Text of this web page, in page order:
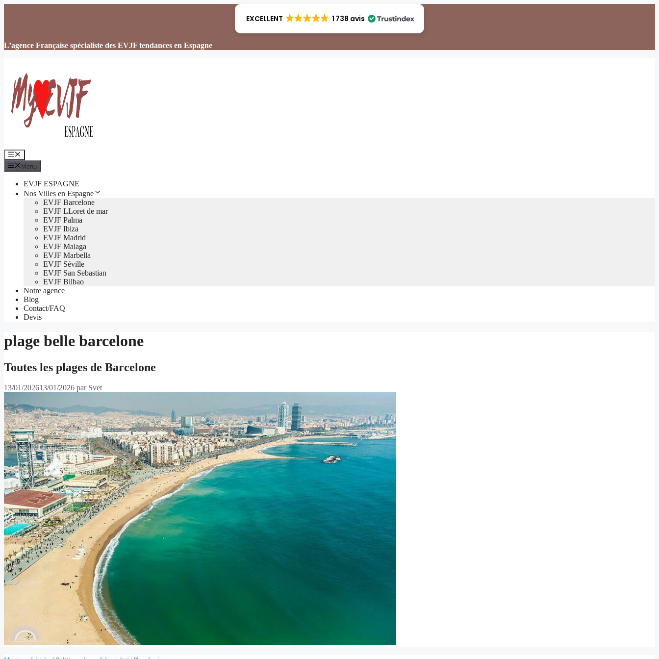
EXCELLENT 1 738 avis
L’agence Française spécialiste des EVJF tendances en Espagne
Menu
Menu
EVJF ESPAGNE
Nos Villes en Espagne
EVJF Barcelone
EVJF LLoret de mar
EVJF Palma
EVJF Ibiza
EVJF Madrid
EVJF Malaga
EVJF Marbella
EVJF Séville
EVJF San Sebastian
EVJF Bilbao
Notre agence
Blog
Contact/FAQ
Devis
plage belle barcelone
Toutes les plages de Barcelone
13/01/202613/01/2026 par Svet